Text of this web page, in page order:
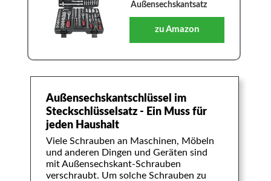
Außensechskantsatz
zu Amazon
Außensechskantschlüssel im
Steckschlüsselsatz - Ein Muss für
jeden Haushalt
Viele Schrauben an Maschinen, Möbeln
und anderen Dingen und Geräten sind
mit Außensechskant-Schrauben
verschraubt. Um solche Schrauben zu